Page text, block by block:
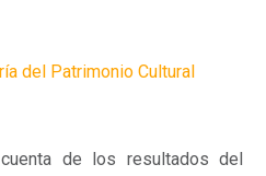
del Patrimonio Cultural
de los resultados del